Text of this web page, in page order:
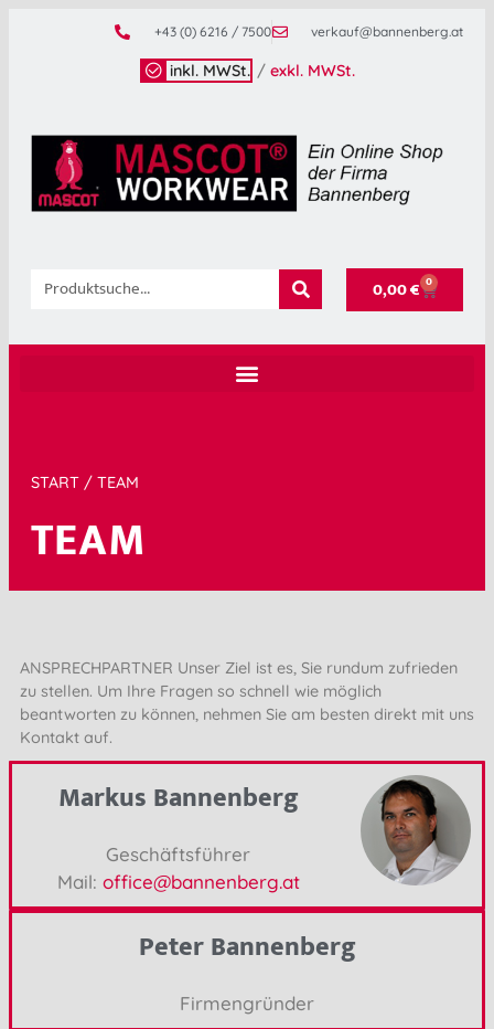
+43 (0) 6216 / 7500 verkauf@bannenberg.at
inkl. MWSt. / exkl. MWSt.
0,00€ 0
START / TEAM
TEAM
ANSPRECHPARTNER Unser Ziel ist es, Sie rundum zufrieden
zu stellen. Um Ihre Fragen so schnell wie möglich
beantworten zu können, nehmen Sie am besten direkt mit uns
Kontakt auf.
Markus Bannenberg
Geschäftsführer
Mail: office@bannenberg.at
Peter Bannenberg
Firmengründer